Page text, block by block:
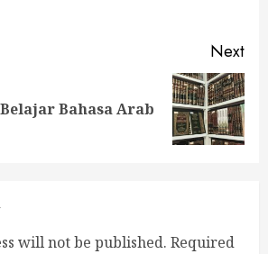
Next
Bahasa Arab
will not be published. Required